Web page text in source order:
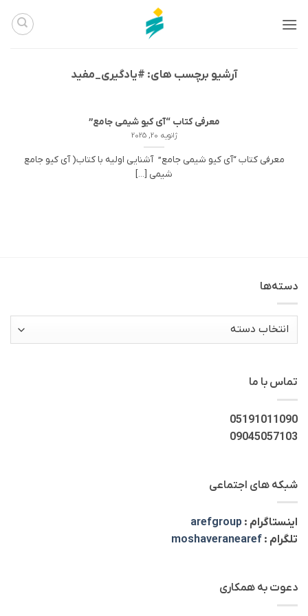
آرشیو برچسب های: #یادگیری_مفید
معرفی کتاب “آی کیو شیمی جامع”
ژانویه 20, 2025
معرفی کتاب “آی کیو شیمی جامع” آشنایی اولیه با کتاب( آی کیو جامع
شیمی [...]
دسته‌ها
دسته‌ها
تماس با ما
05191011090
09045057103
شبکه های اجتماعی
اینستاگرام : arefgroup
تلگرام : moshaveranearef
دعوت به همکاری